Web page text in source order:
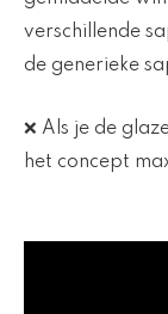
verschillende
de generieke
❌ Als je de
het concept